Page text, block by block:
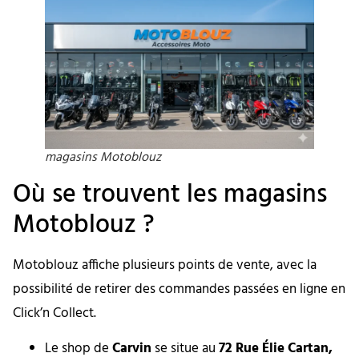
magasins Motoblouz
Où se trouvent les magasins
Motoblouz ?
Motoblouz affiche plusieurs points de vente, avec la
possibilité de retirer des commandes passées en ligne en
Click’n Collect.
Le shop deCarvin se situe au72 Rue Élie Cartan,